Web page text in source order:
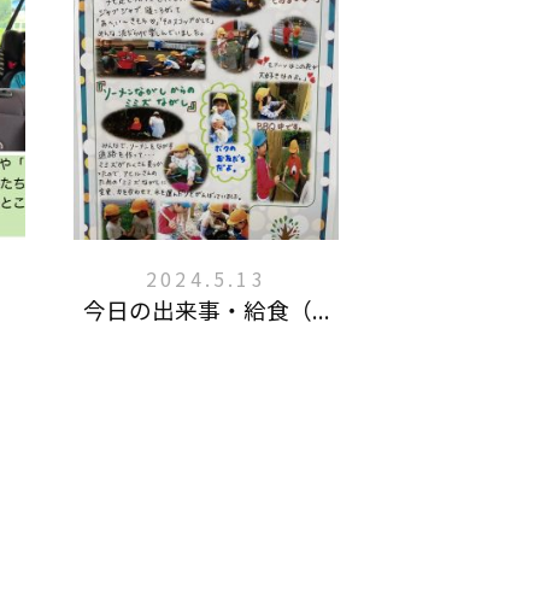
2024.5.13
今日の出来事・給食（...